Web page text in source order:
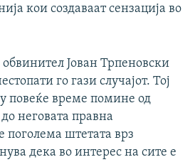
кои создаваат сензација во
Јован Трпеновски
го гази случајот. Тој
повеќе време помине од
неговата правна
поголема штетата врз
дека во интерес на сите е